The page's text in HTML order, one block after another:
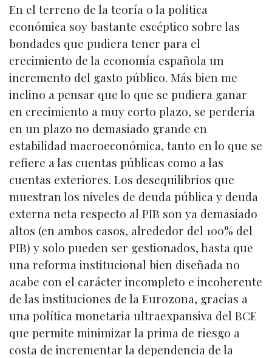
En el terreno de la teoría o la política
económica soy bastante escéptico sobre las
bondades que pudiera tener para el
crecimiento de la economía española un
incremento del gasto público. Más bien me
inclino a pensar que lo que se pudiera ganar
en crecimiento a muy corto plazo, se perdería
en un plazo no demasiado grande en
estabilidad macroeconómica, tanto en lo que se
refiere a las cuentas públicas como a las
cuentas exteriores. Los desequilibrios que
muestran los niveles de deuda pública y deuda
externa neta respecto al PIB son ya demasiado
altos (en ambos casos, alrededor del 100% del
PIB) y solo pueden ser gestionados, hasta que
una reforma institucional bien diseñada no
acabe con el carácter incompleto e incoherente
de las instituciones de la Eurozona, gracias a
una política monetaria ultraexpansiva del BCE
que permite minimizar la prima de riesgo a
costa de incrementar la dependencia de la